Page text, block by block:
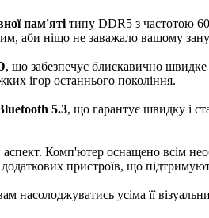
пам'яті типу DDR5 з частотою
аби ніщо не заважало вашому
, що забезпечує блискавично швидке
ігор останнього покоління.
5.3, що гарантує швидку і
Комп'ютер оснащено всім
пристроїв, що
насолоджуватись усіма її